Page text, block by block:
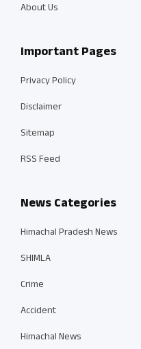
About Us
Important Pages
Privacy Policy
Disclaimer
Sitemap
RSS Feed
News Categories
Himachal Pradesh News
SHIMLA
Crime
Accident
Himachal News